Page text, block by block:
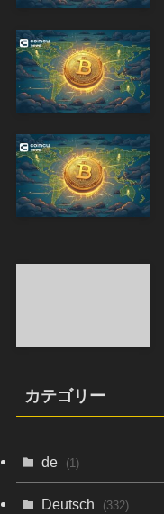
カテゴリー
de (1)
Deutsch (332)